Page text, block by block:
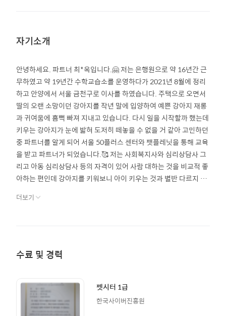
자기소개
안녕하세요. 파트너 최*옥입니다.🤗 저는 은행원으로 약 16년간 근
무하였고 약 19년간 수학교습소를 운영하다가 2021년 8월에 정리
하고 안양에서 서울 금천구로 이사를 하였습니다. 주택으로 오면서
딸의 오랜 소망이던 강아지를 작년 말에 입양하여 예쁜 강아지 재롱
과 귀여움에 흠뻑 빠져 지내고 있습니다. 다시 일을 시작할까 했는데
키우는 강아지가 눈에 밟혀 도저히 떼놓을 수 없을 거 같아 고민하던
중 파트너를 알게 되어 서울 50플러스 센터와 팻플레닛을 통해 교육
을 받고 파트너가 되었습니다.🥰 저는 사회복지사와 심리상담사 그
리고 아동 심리상담사 등의 자격이 있어 사람 대하는 것을 비교적 좋
아하는 편인데 강아지를 키워보니 아이 키우는 것과 별반 다르지 않
들었습니다. 또한 팻플래닛 본사에서 많은 정보와 도움을 받을 수 있
까지 모두 만족하는 결과를 얻도록 늘 최선을 다하겠습니다. 우리 곧
더보기
수료 및 경력
펫시터 1급
한국사이버진흥원